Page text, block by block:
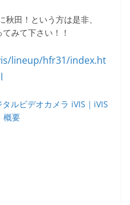
田！という方は是非、
みて下さい！！
ルビデオカメラ iVIS｜iVIS
概要